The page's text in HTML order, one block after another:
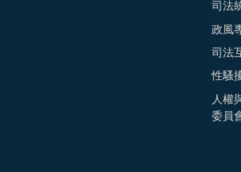
司法
政風
司法
性騷
人權
委員